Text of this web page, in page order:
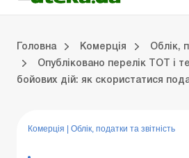
Головна Комерція
Облік,
Опубліковано перелік ТОТ і
бойових дій: як скористатися
Комерція Облік, податки та звiтнiсть